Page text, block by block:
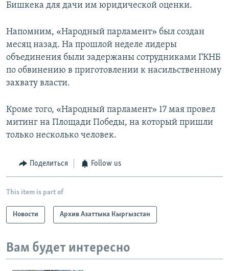
Бишкека для дачи им юридической оценки.
Напомним, «Народный парламент» был создан
месяц назад. На прошлой неделе лидеры
объединения были задержаны сотрудниками ГКНБ
по обвинению в приготовлении к насильственному
захвату власти.
Кроме того, «Народный парламент» 17 мая провел
митинг на Площади Победы, на который пришли
только несколько человек.
Поделиться Follow us
This item is part of
Новости Архив Азаттыка Кыргызстан
Вам будет интересно